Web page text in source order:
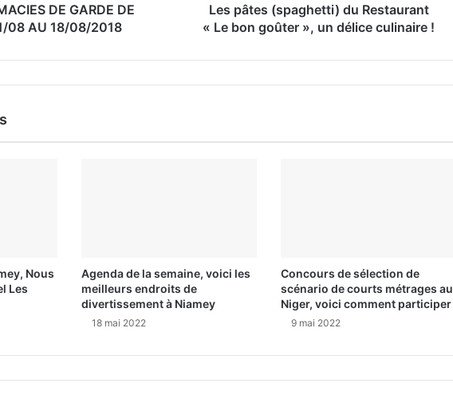
DE GARDE DE
08 AU 18/08/2018
Les pâtes (spaghetti) du Restaurant
« Le bon goûter », un délice culinaire !
Nous
Les
Agenda de la semaine, voici les
meilleurs endroits de
divertissement à Niamey
18 mai 2022
Concours de sélection de
scénario de courts métrages au
Niger, voici comment participer
9 mai 2022